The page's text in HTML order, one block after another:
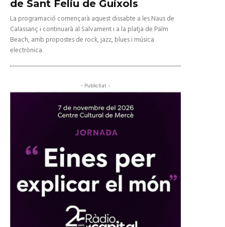
de Sant Feliu de Guíxols
La programació començarà aquest dissabte a les Naus de
Calassanç i continuarà al Salvament i a la platja de Palm
Beach, amb propostes de rock, jazz, blues i música
electrònica.
- Publicitat -